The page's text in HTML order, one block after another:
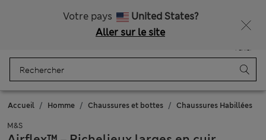
Votre pays
United States?
Aller sur le site
Panier
Accueil Homme Chaussures et bottes Chaussures Habillées
M&S